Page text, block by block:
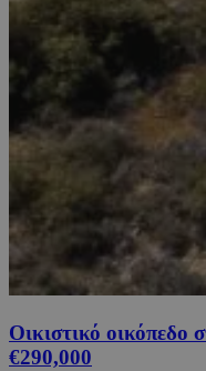
Οικιστικό οικόπεδο
€290,000